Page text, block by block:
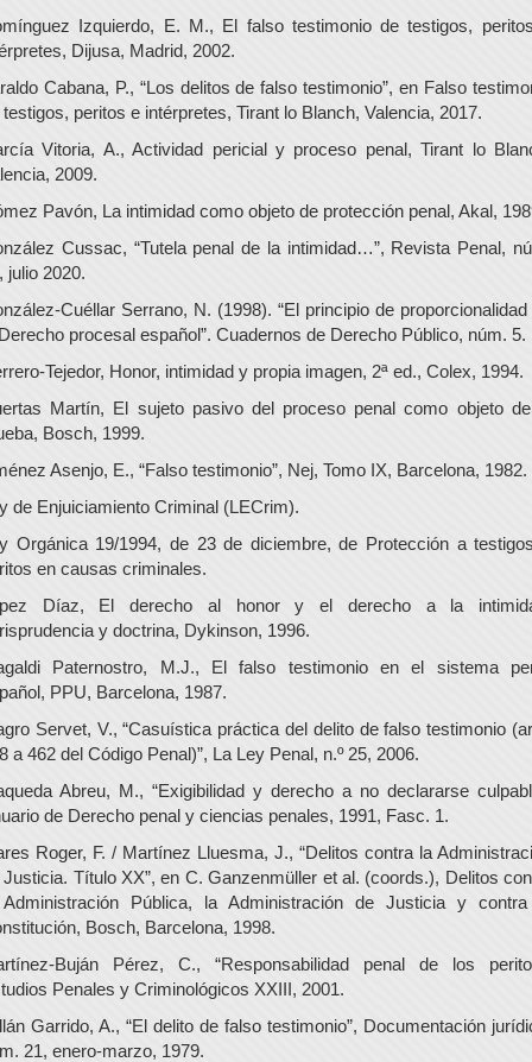
Izquierdo, E. M., El falso testimonio de testigos,
Dijusa, Madrid, 2002.
Cabana, P., “Los delitos de falso testimonio”, en Falso
testigos, peritos e intérpretes, Tirant lo Blanch, Valencia, 2017.
Vitoria, A., Actividad pericial y proceso penal, Tirant lo
2009.
Pavón, La intimidad como objeto de protección penal, Akal,
Cussac, “Tutela penal de la intimidad…”, Revista Penal,
julio 2020.
Cuéllar Serrano, N. (1998). “El principio de proporcionalidad
procesal español”. Cuadernos de Derecho Público, núm. 5.
Tejedor, Honor, intimidad y propia imagen, 2ª ed., Colex, 1994.
Martín, El sujeto pasivo del proceso penal como objeto
Bosch, 1999.
Asenjo, E., “Falso testimonio”, Nej, Tomo IX, Barcelona, 1982.
de Enjuiciamiento Criminal (LECrim).
Orgánica 19/1994, de 23 de diciembre, de Protección a
en causas criminales.
Díaz, El derecho al honor y el derecho a la
y doctrina, Dykinson, 1996.
Paternostro, M.J., El falso testimonio en el sistema
PPU, Barcelona, 1987.
Servet, V., “Casuística práctica del delito de falso testimonio
a 462 del Código Penal)”, La Ley Penal, n.º 25, 2006.
Abreu, M., “Exigibilidad y derecho a no declararse
de Derecho penal y ciencias penales, 1991, Fasc. 1.
Roger, F. / Martínez Lluesma, J., “Delitos contra la
Justicia. Título XX”, en C. Ganzenmüller et al. (coords.), Delitos
Pública, la Administración de Justicia y
Bosch, Barcelona, 1998.
Buján Pérez, C., “Responsabilidad penal de los
Penales y Criminológicos XXIII, 2001.
Garrido, A., “El delito de falso testimonio”, Documentación
21, enero-marzo, 1979.